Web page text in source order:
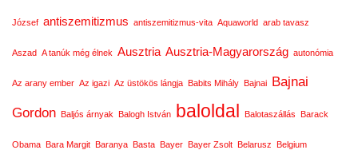
József antiszemitizmus antiszemitizmus-vita Aquaworld arab tavasz
Aszad A tanúk még élnek Ausztria Ausztria-Magyarország autonómia
Az arany ember Az igazi Az üstökös lángja Babits Mihály Bajnai Bajnai
Gordon Baljós árnyak Balogh István baloldal Balotaszállás Barack
Obama Bara Margit Baranya Basta Bayer Bayer Zsolt Belarusz Belgium